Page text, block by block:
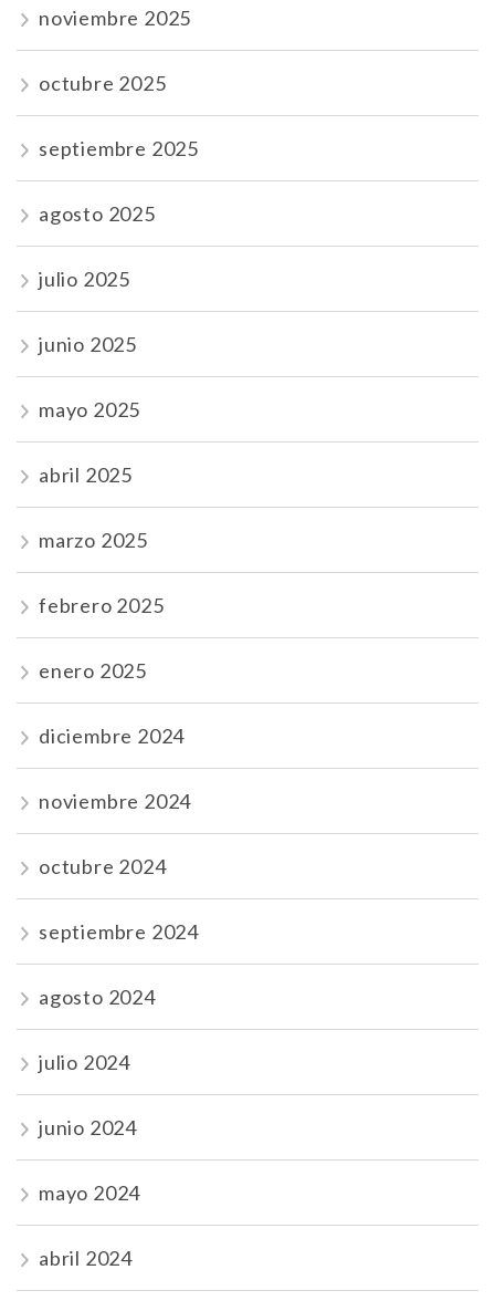
noviembre 2025
octubre 2025
septiembre 2025
agosto 2025
julio 2025
junio 2025
mayo 2025
abril 2025
marzo 2025
febrero 2025
enero 2025
diciembre 2024
noviembre 2024
octubre 2024
septiembre 2024
agosto 2024
julio 2024
junio 2024
mayo 2024
abril 2024